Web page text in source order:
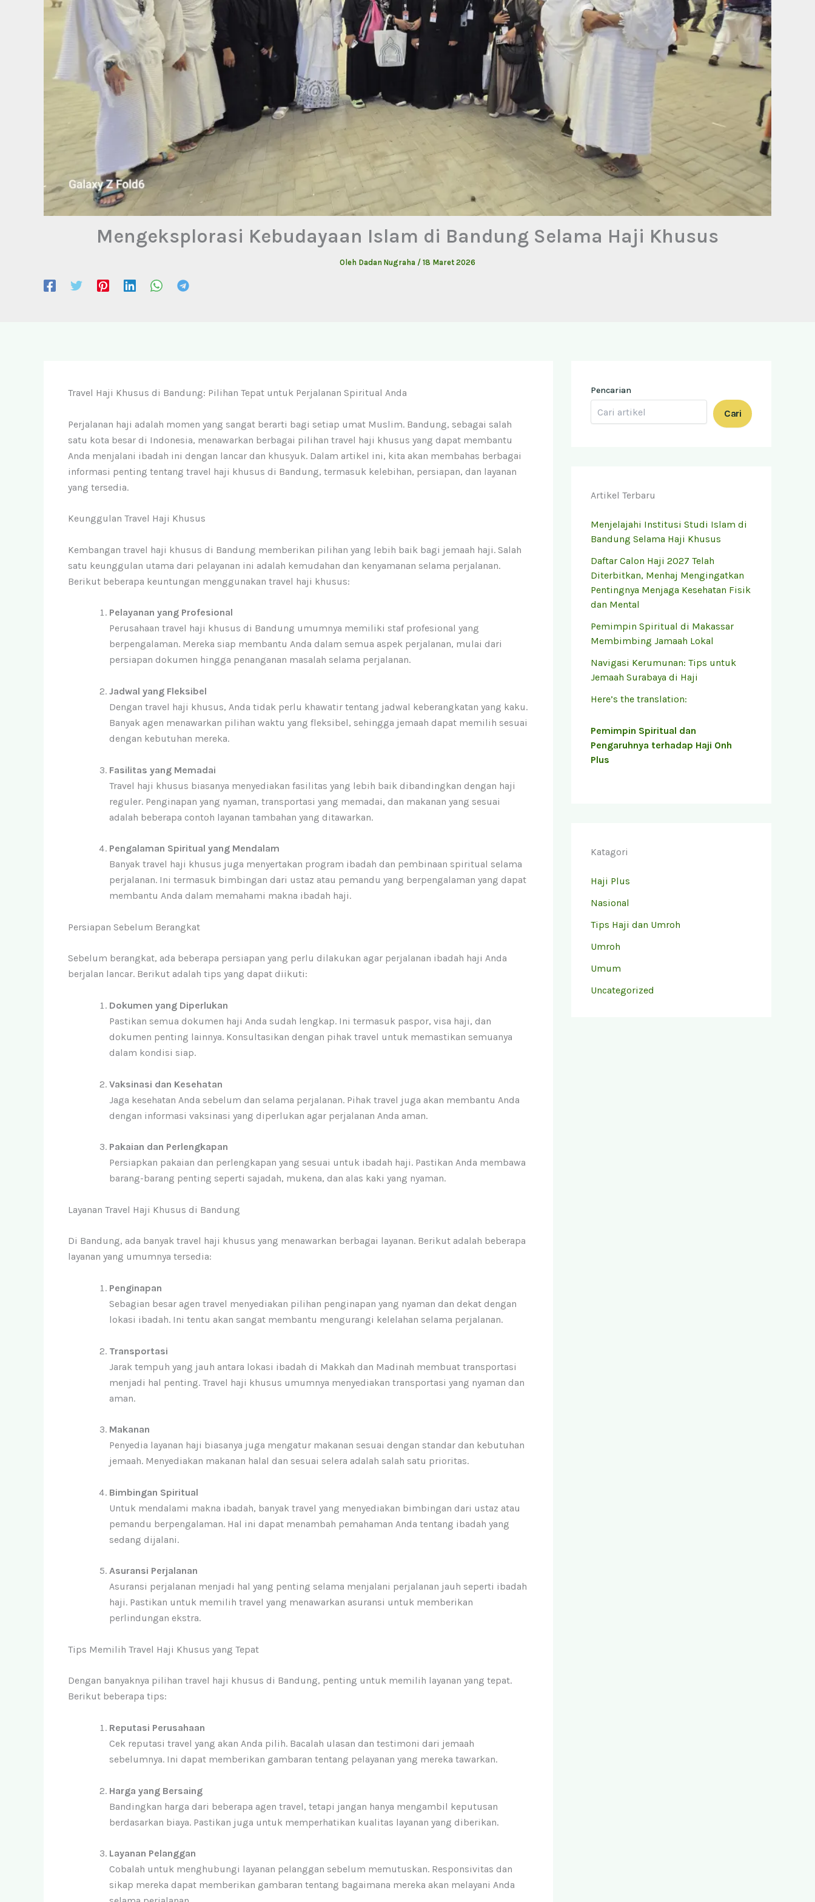
Mengeksplorasi Kebudayaan Islam di Bandung Selama Haji Khusus
Oleh Dadan Nugraha / 18 Maret 2026
Travel Haji Khusus di Bandung: Pilihan Tepat untuk Perjalanan Spiritual Anda
Perjalanan haji adalah momen yang sangat berarti bagi setiap umat Muslim. Bandung, sebagai salah
satu kota besar di Indonesia, menawarkan berbagai pilihan travel haji khusus yang dapat membantu
Anda menjalani ibadah ini dengan lancar dan khusyuk. Dalam artikel ini, kita akan membahas berbagai
informasi penting tentang travel haji khusus di Bandung, termasuk kelebihan, persiapan, dan layanan
yang tersedia.
Keunggulan Travel Haji Khusus
Kembangan travel haji khusus di Bandung memberikan pilihan yang lebih baik bagi jemaah haji. Salah
satu keunggulan utama dari pelayanan ini adalah kemudahan dan kenyamanan selama perjalanan.
Berikut beberapa keuntungan menggunakan travel haji khusus:
Pelayanan yang Profesional
Perusahaan travel haji khusus di Bandung umumnya memiliki staf profesional yang
berpengalaman. Mereka siap membantu Anda dalam semua aspek perjalanan, mulai dari
persiapan dokumen hingga penanganan masalah selama perjalanan.
Jadwal yang Fleksibel
Dengan travel haji khusus, Anda tidak perlu khawatir tentang jadwal keberangkatan yang kaku.
Banyak agen menawarkan pilihan waktu yang fleksibel, sehingga jemaah dapat memilih sesuai
dengan kebutuhan mereka.
Fasilitas yang Memadai
Travel haji khusus biasanya menyediakan fasilitas yang lebih baik dibandingkan dengan haji
reguler. Penginapan yang nyaman, transportasi yang memadai, dan makanan yang sesuai
adalah beberapa contoh layanan tambahan yang ditawarkan.
Pengalaman Spiritual yang Mendalam
Banyak travel haji khusus juga menyertakan program ibadah dan pembinaan spiritual selama
perjalanan. Ini termasuk bimbingan dari ustaz atau pemandu yang berpengalaman yang dapat
membantu Anda dalam memahami makna ibadah haji.
Persiapan Sebelum Berangkat
Sebelum berangkat, ada beberapa persiapan yang perlu dilakukan agar perjalanan ibadah haji Anda
berjalan lancar. Berikut adalah tips yang dapat diikuti:
Dokumen yang Diperlukan
Pastikan semua dokumen haji Anda sudah lengkap. Ini termasuk paspor, visa haji, dan
dokumen penting lainnya. Konsultasikan dengan pihak travel untuk memastikan semuanya
dalam kondisi siap.
Vaksinasi dan Kesehatan
Jaga kesehatan Anda sebelum dan selama perjalanan. Pihak travel juga akan membantu Anda
dengan informasi vaksinasi yang diperlukan agar perjalanan Anda aman.
Pakaian dan Perlengkapan
Persiapkan pakaian dan perlengkapan yang sesuai untuk ibadah haji. Pastikan Anda membawa
barang-barang penting seperti sajadah, mukena, dan alas kaki yang nyaman.
Layanan Travel Haji Khusus di Bandung
Di Bandung, ada banyak travel haji khusus yang menawarkan berbagai layanan. Berikut adalah beberapa
layanan yang umumnya tersedia:
Penginapan
Sebagian besar agen travel menyediakan pilihan penginapan yang nyaman dan dekat dengan
lokasi ibadah. Ini tentu akan sangat membantu mengurangi kelelahan selama perjalanan.
Transportasi
Jarak tempuh yang jauh antara lokasi ibadah di Makkah dan Madinah membuat transportasi
menjadi hal penting. Travel haji khusus umumnya menyediakan transportasi yang nyaman dan
aman.
Makanan
Penyedia layanan haji biasanya juga mengatur makanan sesuai dengan standar dan kebutuhan
jemaah. Menyediakan makanan halal dan sesuai selera adalah salah satu prioritas.
Bimbingan Spiritual
Untuk mendalami makna ibadah, banyak travel yang menyediakan bimbingan dari ustaz atau
pemandu berpengalaman. Hal ini dapat menambah pemahaman Anda tentang ibadah yang
sedang dijalani.
Asuransi Perjalanan
Asuransi perjalanan menjadi hal yang penting selama menjalani perjalanan jauh seperti ibadah
haji. Pastikan untuk memilih travel yang menawarkan asuransi untuk memberikan
perlindungan ekstra.
Tips Memilih Travel Haji Khusus yang Tepat
Dengan banyaknya pilihan travel haji khusus di Bandung, penting untuk memilih layanan yang tepat.
Berikut beberapa tips:
Reputasi Perusahaan
Cek reputasi travel yang akan Anda pilih. Bacalah ulasan dan testimoni dari jemaah
sebelumnya. Ini dapat memberikan gambaran tentang pelayanan yang mereka tawarkan.
Harga yang Bersaing
Bandingkan harga dari beberapa agen travel, tetapi jangan hanya mengambil keputusan
berdasarkan biaya. Pastikan juga untuk memperhatikan kualitas layanan yang diberikan.
Layanan Pelanggan
Cobalah untuk menghubungi layanan pelanggan sebelum memutuskan. Responsivitas dan
sikap mereka dapat memberikan gambaran tentang bagaimana mereka akan melayani Anda
Pencarian
Cari
Artikel Terbaru
Menjelajahi Institusi Studi Islam di
Bandung Selama Haji Khusus
Daftar Calon Haji 2027 Telah
Diterbitkan, Menhaj Mengingatkan
Pentingnya Menjaga Kesehatan Fisik
dan Mental
Pemimpin Spiritual di Makassar
Membimbing Jamaah Lokal
Navigasi Kerumunan: Tips untuk
Jemaah Surabaya di Haji
Here’s the translation:
Pemimpin Spiritual dan
Pengaruhnya terhadap Haji Onh
Plus
Katagori
Haji Plus
Nasional
Tips Haji dan Umroh
Umroh
Umum
Uncategorized